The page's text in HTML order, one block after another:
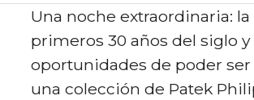
Una noche extraordinaria:
primeros 30 años del siglo
oportunidades de poder
una colección de Patek